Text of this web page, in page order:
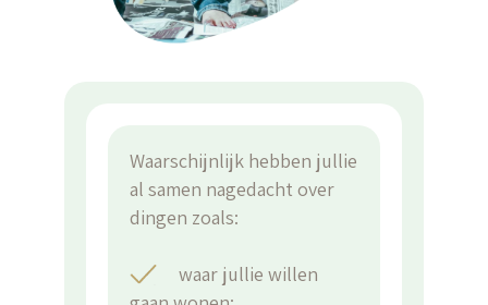
Waarschijnlijk hebben jullie
al samen nagedacht over
dingen zoals:
waar jullie willen